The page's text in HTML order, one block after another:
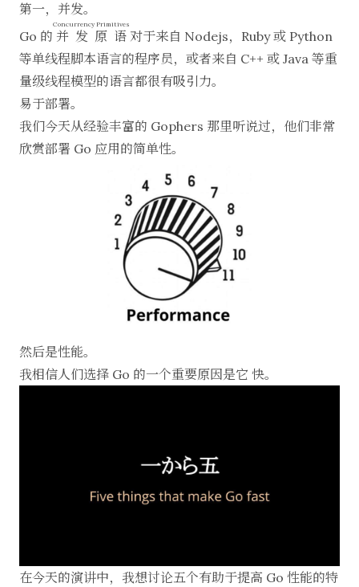
第一，并发。
Go 的 并发原语
Concurrency Primitives
对于来自 Nodejs，Ruby 或 Python
等单线程脚本语言的程序员，或者来自 C++ 或 Java 等重
量级线程模型的语言都很有吸引力。
易于部署。
我们今天从经验丰富的 Gophers 那里听说过，他们非常
欣赏部署 Go 应用的简单性。
然后是性能。
我相信人们选择 Go 的一个重要原因是它 快。
在今天的演讲中，我想讨论五个有助于提高 Go 性能的特